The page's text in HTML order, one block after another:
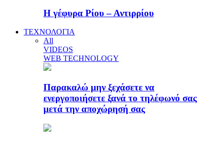
Η γέφυρα Ρίου – Αντιρρίου
ΤΕΧΝΟΛΟΓΙΑ
All
VIDEOS
WEB TECHNOLOGY
Παρακαλώ μην ξεχάσετε να
ενεργοποιήσετε ξανά το τηλέφωνό σας
μετά την αποχώρησή σας